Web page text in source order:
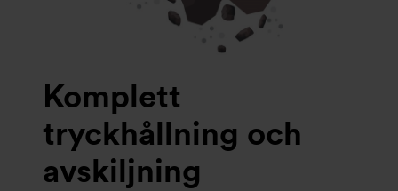
Komplett
tryckhållning och
avskiljning